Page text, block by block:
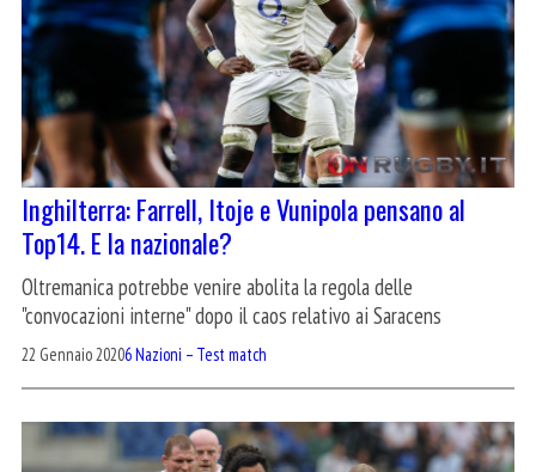
Inghilterra: Farrell, Itoje e Vunipola pensano al
Top14. E la nazionale?
Oltremanica potrebbe venire abolita la regola delle
"convocazioni interne" dopo il caos relativo ai Saracens
22 Gennaio 20206 Nazioni – Test match